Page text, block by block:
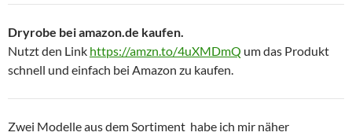
Dryrobe bei amazon.de kaufen.
Nutzt den Link https://amzn.to/4uXMDmQ um das Produkt
schnell und einfach bei Amazon zu kaufen.
Zwei Modelle aus dem Sortiment habe ich mir näher